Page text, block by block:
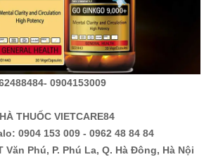
0904153009
THUỐC VIETCARE84
0904 153 009 - 0962 48 84 84
Phú, P. Phú La, Q. Hà Đông, Hà Nội